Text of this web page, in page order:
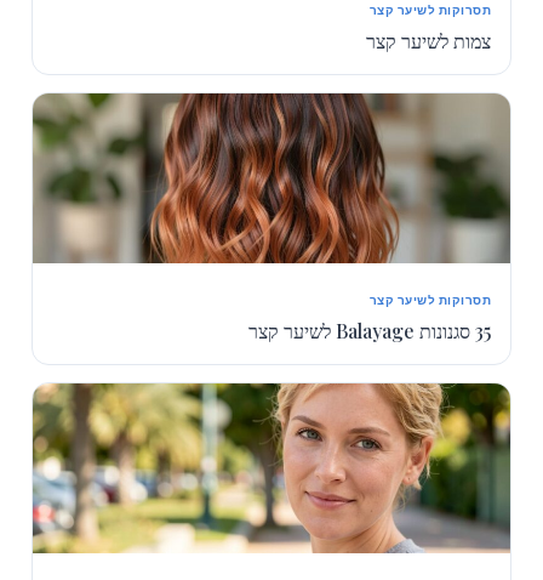
תסרוקות לשיער קצר
צמות לשיער קצר
תסרוקות לשיער קצר
35 סגנונות Balayage לשיער קצר